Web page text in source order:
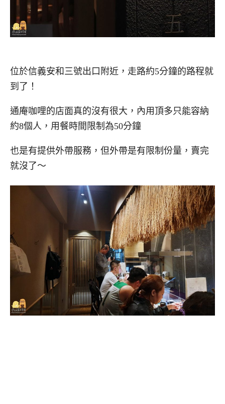
位於信義安和三號出口附近，走路約5分鐘的路程就
到了！
通庵咖哩的店面真的沒有很大，內用頂多只能容納
約8個人，用餐時間限制為50分鐘
也是有提供外帶服務，但外帶是有限制份量，賣完
就沒了～